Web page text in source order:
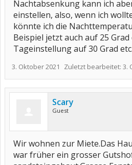
Nachtabsenkung kann ich
einstellen, also, wenn ich
könnte ich die
Beispiel jetzt auch auf 25
Tageinstellung auf 30 Grad etc.
3. Oktober 2021 Zuletzt bearbeitet: 3.
Scary
Guest
Wir wohnen zur Miete.Das
war früher ein grosser